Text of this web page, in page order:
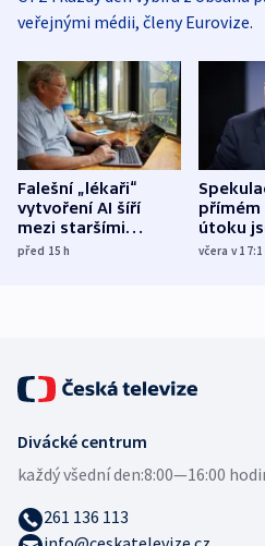
veřejnými médii, členy Eurovize.
Falešní „lékaři“
vytvoření AI šíří
mezi staršími
Poláky nebezpečné
před 15h
přímém
útoku
míní
včera v
Divácké centrum
každý všední den:8:00—16:00
261 136 113